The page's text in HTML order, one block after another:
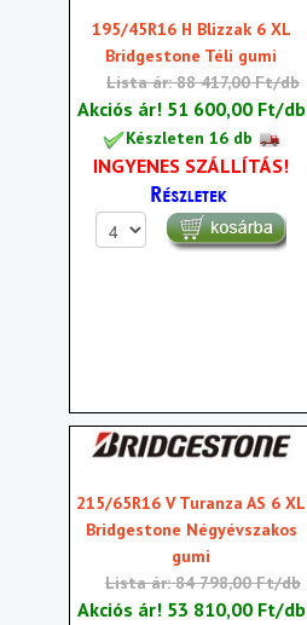
195/45R16 H Blizzak 6 XL
Bridgestone Téli gumi
Lista ár: 88 417,00 Ft/db
Akciós ár! 51 600,00 Ft/db
Készleten 16 db
INGYENES SZÁLLÍTÁS!
215/65R16 V Turanza AS 6 XL
Bridgestone Négyévszakos
gumi
Lista ár: 84 798,00 Ft/db
Akciós ár! 53 810,00 Ft/db